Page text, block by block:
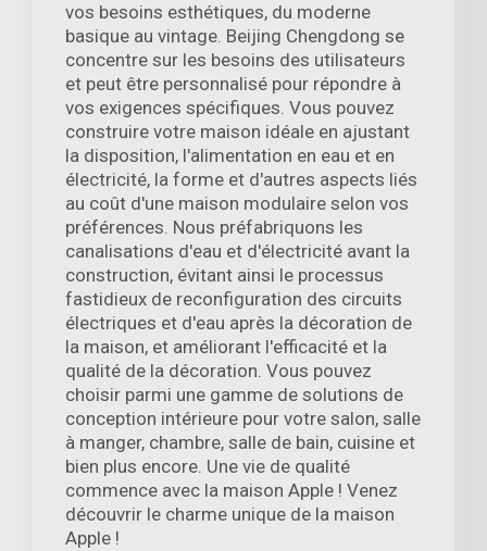
vos besoins esthétiques, du moderne
basique au vintage. Beijing Chengdong se
concentre sur les besoins des utilisateurs
et peut être personnalisé pour répondre à
vos exigences spécifiques. Vous pouvez
construire votre maison idéale en ajustant
la disposition, l'alimentation en eau et en
électricité, la forme et d'autres aspects liés
au coût d'une maison modulaire selon vos
préférences. Nous préfabriquons les
canalisations d'eau et d'électricité avant la
construction, évitant ainsi le processus
fastidieux de reconfiguration des circuits
électriques et d'eau après la décoration de
la maison, et améliorant l'efficacité et la
qualité de la décoration. Vous pouvez
choisir parmi une gamme de solutions de
conception intérieure pour votre salon, salle
à manger, chambre, salle de bain, cuisine et
bien plus encore. Une vie de qualité
commence avec la maison Apple ! Venez
découvrir le charme unique de la maison
Apple !